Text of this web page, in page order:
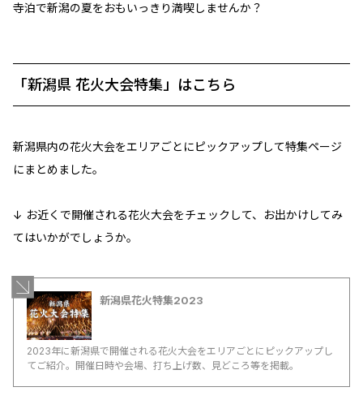
寺泊で新潟の夏をおもいっきり満喫しませんか？
「新潟県 花火大会特集」はこちら
新潟県内の花火大会をエリアごとにピックアップして特集ページ
にまとめました。
↓ お近くで開催される花火大会をチェックして、お出かけしてみ
てはいかがでしょうか。
新潟県花火特集2023
2023年に新潟県で開催される花火大会をエリアごとにピックアップし
てご紹介。開催日時や会場、打ち上げ数、見どころ等を掲載。